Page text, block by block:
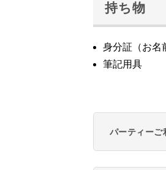
持ち物
身分証（お名
筆記用具
パーティーご